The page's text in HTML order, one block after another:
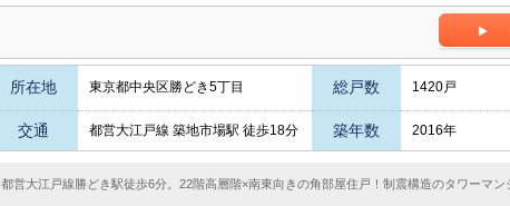
所在地 東京都中央区勝どき5丁目 総戸数 1420戸
交通 都営大江戸線 築地市場駅 徒歩18分 築年数 2016年
都営大江戸線勝どき駅徒歩6分。22階高層階×南東向きの角部屋住戸！制震構造のタワーマン